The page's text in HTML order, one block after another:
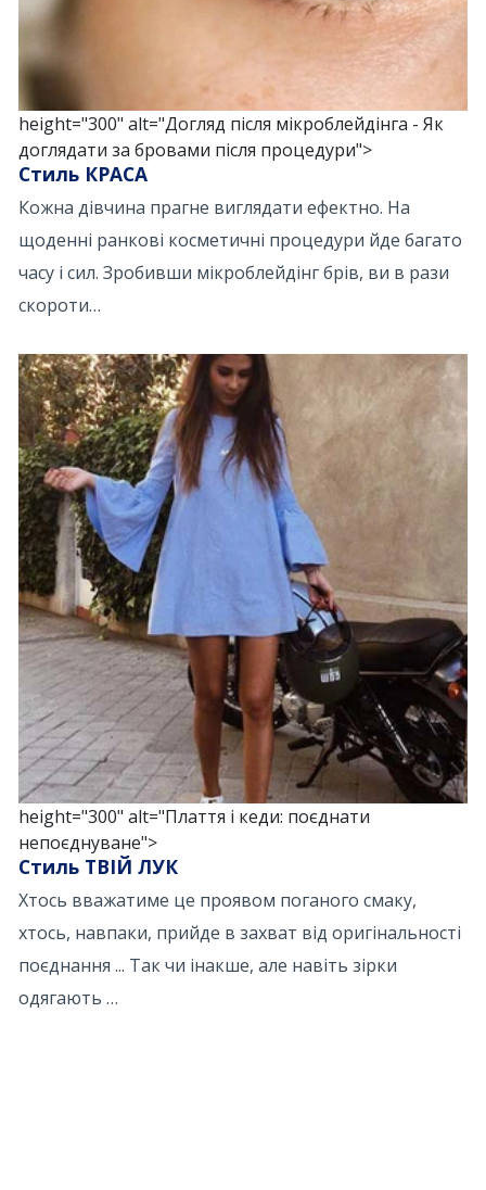
height="300" alt="Догляд після мікроблейдінга - Як
доглядати за бровами після процедури">
Стиль КРАСА
Кожна дівчина прагне виглядати ефектно. На
щоденні ранкові косметичні процедури йде багато
часу і сил. Зробивши мікроблейдінг брів, ви в рази
скороти…
height="300" alt="Плаття і кеди: поєднати
непоєднуване">
Стиль ТВІЙ ЛУК
Хтось вважатиме це проявом поганого смаку,
хтось, навпаки, прийде в захват від оригінальності
поєднання ... Так чи інакше, але навіть зірки
одягають …